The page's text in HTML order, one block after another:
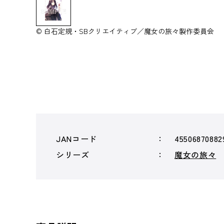
© 白石定規・SBクリエイティブ／魔女の旅々製作委員会
JANコード
シリーズ
魔女の旅々